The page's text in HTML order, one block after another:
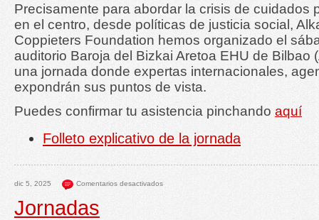
Precisamente para abordar la crisis de cuidados
en el centro, desde políticas de justicia social,
Coppieters Foundation hemos organizado el
auditorio Baroja del Bizkai Aretoa EHU de Bilbao
una jornada donde expertas internacionales,
expondrán sus puntos de vista.
Puedes confirmar tu asistencia pinchando aquí
Folleto explicativo de la jornada
dic 5, 2025 Comentarios desactivados
Jornadas